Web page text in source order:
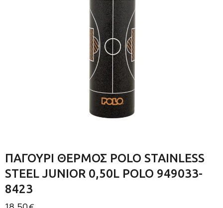
ΠΑΓΟΥΡΙ ΘΕΡΜΟΣ POLO STAINLESS
STEEL JUNIOR 0,50L POLO 949033-
8423